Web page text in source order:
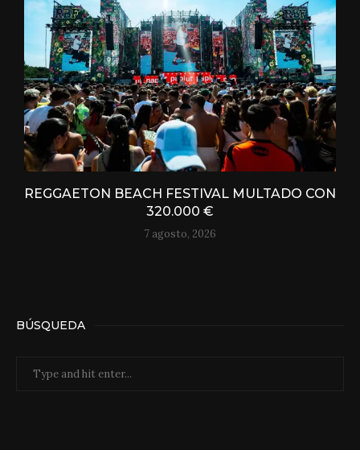
REGGAETON BEACH FESTIVAL MULTADO CON
320.000 €
7 agosto, 2026
BÚSQUEDA